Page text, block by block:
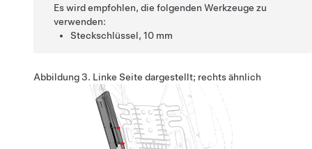
Es wird empfohlen, die folgenden Werkzeuge zu
verwenden:
Steckschlüssel, 10 mm
Abbildung 3. Linke Seite dargestellt; rechts ähnlich